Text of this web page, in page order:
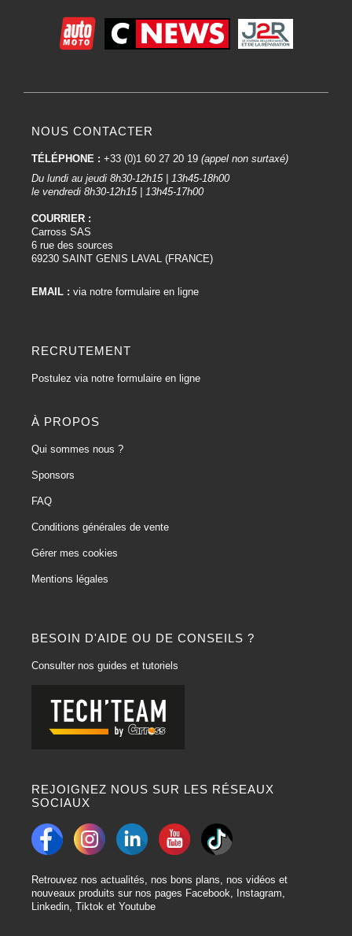
BESOIN D'AIDE OU DE CONSEILS ?
Consulter nos guides et tutoriels
REJOIGNEZ NOUS SUR LES RÉSEAUX
SOCIAUX
Retrouvez nos actualités, nos bons plans, nos vidéos et
nouveaux produits sur nos pages Facebook, Instagram,
Linkedin, Tiktok et Youtube
NOUS CONTACTER
TÉLÉPHONE : +33 (0)1 60 27 20 19 (appel non surtaxé)
Du lundi au jeudi 8h30-12h15 | 13h45-18h00
le vendredi 8h30-12h15 | 13h45-17h00
COURRIER :
Carross SAS
6 rue des sources
69230 SAINT GENIS LAVAL (FRANCE)
EMAIL : via notre formulaire en ligne
RECRUTEMENT
Postulez via notre formulaire en ligne
À PROPOS
Qui sommes nous ?
Sponsors
FAQ
Conditions générales de vente
Gérer mes cookies
Mentions légales